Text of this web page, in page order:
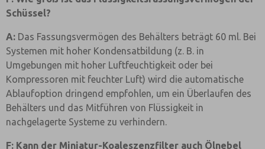
Schüssel?
A: Das Fassungsvermögen des Behälters beträgt 60 ml. Bei
Systemen mit hoher Kondensatbildung (z. B. in
Umgebungen mit hoher Luftfeuchtigkeit oder bei
Kompressoren mit feuchter Luft) wird die automatische
Ablaufoption dringend empfohlen, um ein Überlaufen des
Behälters und das Mitführen von Flüssigkeit in
nachgelagerte Systeme zu verhindern.
F: Kann der Miniatur-Koaleszenzfilter auch Ölnebel